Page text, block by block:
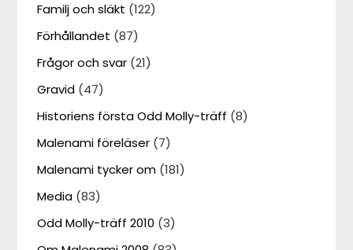
Familj och släkt (122)
Förhållandet (87)
Frågor och svar (21)
Gravid (47)
Historiens första Odd Molly-träff (8)
Malenami föreläser (7)
Malenami tycker om (181)
Media (83)
Odd Molly-träff 2010 (3)